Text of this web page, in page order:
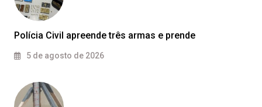
Polícia Civil apreende três armas e prende
5 de agosto de 2026